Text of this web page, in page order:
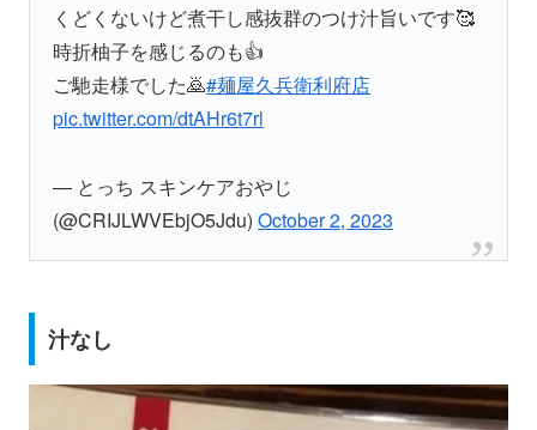
くどくないけど煮干し感抜群のつけ汁旨いです🥰
時折柚子を感じるのも👍
ご馳走様でした🙇#麺屋久兵衛利府店
pic.twitter.com/dtAHr6t7rl
— とっち スキンケアおやじ
(@CRIJLWVEbjO5Jdu)October 2, 2023
汁なし